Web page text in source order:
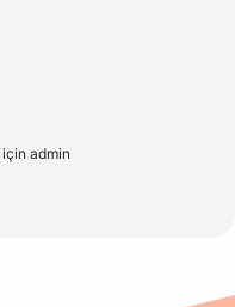
için admin